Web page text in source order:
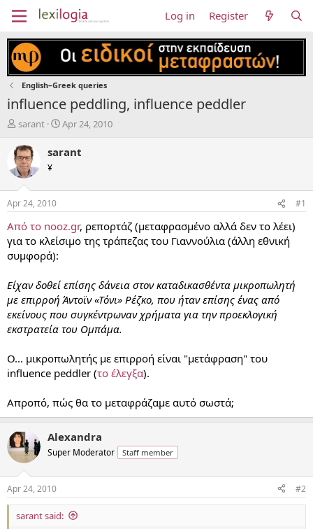
Log in Register
English–Greek queries
influence peddling, influence peddler
T
r
e
a
d
t
a
t
e
sarant
S
a
t
e
Apr 24, 2010
sarant
¥
Apr 24, 2010 #1
Από το nooz.gr, ρεπορτάζ (μεταφρασμένο αλλά δεν το λέει)
για το κλείσιμο της τράπεζας του Γιαννούλια (άλλη εθνική
συμφορά):
Είχαν δοθεί επίσης δάνεια στον καταδικασθέντα μικροπωλητή
με επιρροή Άντοϊν «Τόνι» Ρέζκο, που ήταν επίσης ένας από
εκείνους που συγκέντρωναν χρήματα για την προεκλογική
εκστρατεία του Ομπάμα.
Ο... μικροπωλητής με επιρροή είναι "μετάφραση" του
influence peddler (το έλεγξα).
Απροπό, πώς θα το μεταφράζαμε αυτό σωστά;
Alexandra
Super Moderator Staff member
Apr 24, 2010 #2
sarant said: